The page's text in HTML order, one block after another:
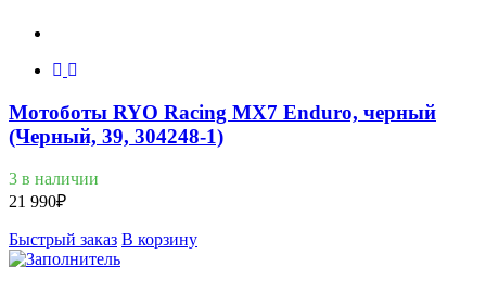
Мотоботы RYO Racing MX7 Enduro, черный
(Черный, 39, 304248-1)
3 в наличии
21 990₽
Быстрый заказ В корзину